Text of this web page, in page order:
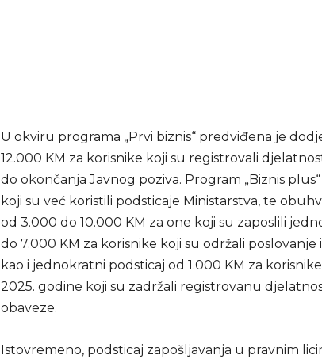
U okviru programa „Prvi biznis“ predviđena je
12.000 KM za korisnike koji su registrovali
do okončanja Javnog poziva. Program „Biznis
koji su već koristili podsticaje Ministarstva, te
od 3.000 do 10.000 KM za one koji su zaposlili
do 7.000 KM za korisnike koji su održali poslovanje
kao i jednokratni podsticaj od 1.000 KM za
2025. godine koji su zadržali registrovanu
obaveze.
Istovremeno, podsticaj zapošljavanja u pravnim